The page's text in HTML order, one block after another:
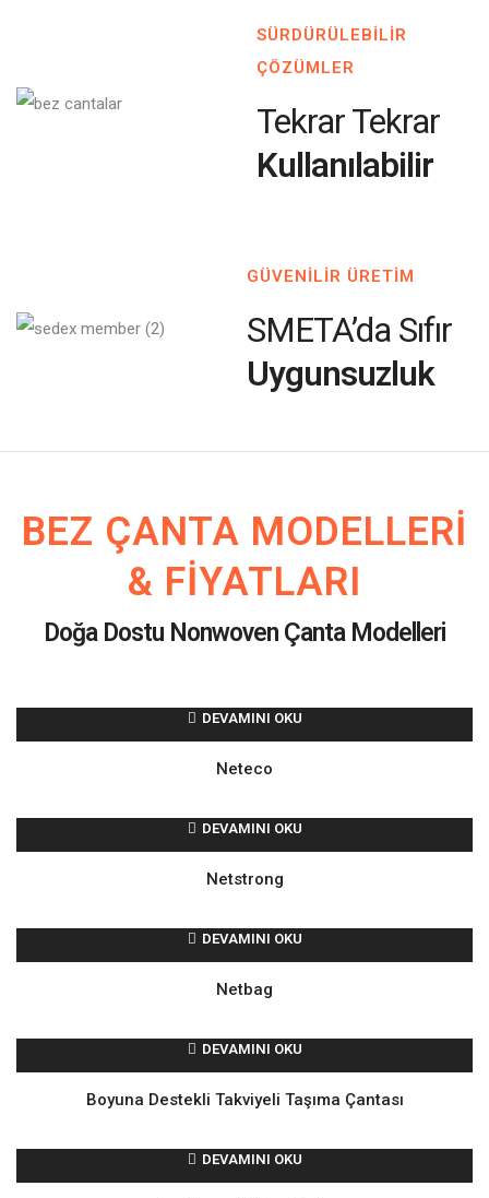
SÜRDÜRÜLEBİLİR
ÇÖZÜMLER
Tekrar Tekrar
Kullanılabilir
GÜVENİLİR ÜRETİM
SMETA’da Sıfır
Uygunsuzluk
BEZ ÇANTA MODELLERI
& FIYATLARI
Doğa Dostu Nonwoven Çanta Modelleri
DEVAMINI OKU
Neteco
DEVAMINI OKU
Netstrong
DEVAMINI OKU
Netbag
DEVAMINI OKU
Boyuna Destekli Takviyeli Taşıma Çantası
DEVAMINI OKU